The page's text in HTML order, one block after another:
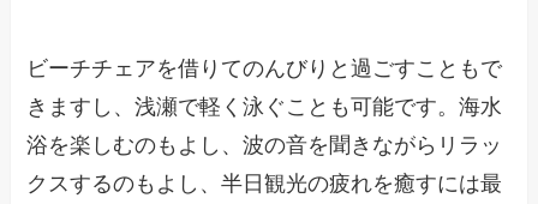
ビーチチェアを借りてのんびりと過ごすこともで
きますし、浅瀬で軽く泳ぐことも可能です。海水
浴を楽しむのもよし、波の音を聞きながらリラッ
クスするのもよし、半日観光の疲れを癒すには最